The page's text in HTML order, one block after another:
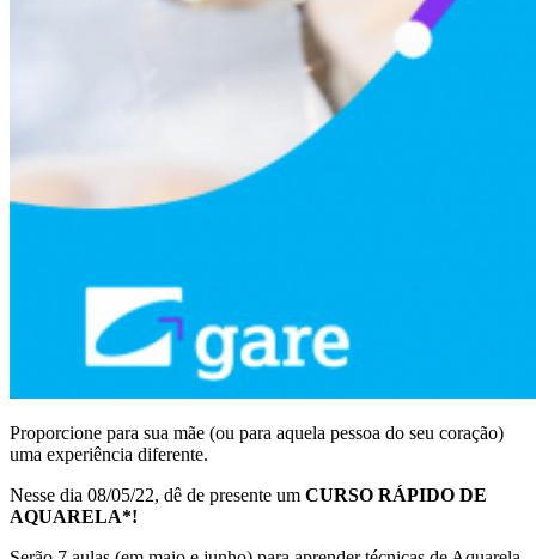
Proporcione para sua mãe (ou para aquela pessoa do seu coração)
uma experiência diferente.
Nesse dia 08/05/22, dê de presente um CURSO RÁPIDO DE
AQUARELA*!